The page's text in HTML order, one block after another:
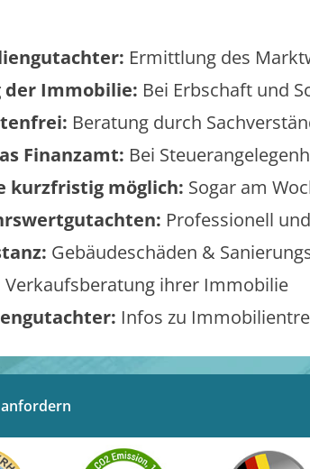
Ermittlung des
der Immobilie: Bei Erbschaft und
Beratung durch
Finanzamt: Bei
kurzfristig möglich: Sogar am
Professionell
Gebäudeschäden &
Verkaufsberatung ihrer Immobilie
Infos zu